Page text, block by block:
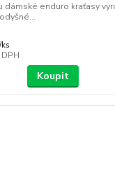
dámské enduro kraťasy
ks
Koupit